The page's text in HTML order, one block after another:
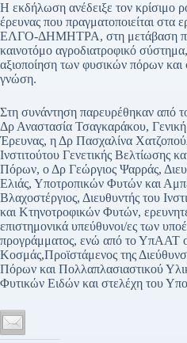
Η εκδήλωση ανέδειξε τον κρίσιμο
έρευνας που πραγματοποιείται στα
ΕΛΓΟ-ΔΗΜΗΤΡΑ, στη μετάβαση
καινοτόμο αγροδιατροφικό
αξιοποίηση των φυσικών πόρων και
γνώση.
Στη συνάντηση παρευρέθηκαν
Δρ Αναστασία Τσαγκαράκου, Γενική
Έρευνας, η Δρ Πασχαλίνα
Ινστιτούτου Γενετικής Βελτίωσης
Πόρων, ο Δρ Γεώργιος Ψαρράς,
Ελιάς, Υποτροπικών Φυτών και
Βλαχοστέργιος, Διευθυντής του
και Κτηνοτροφικών Φυτών,
επιστημονικά υπεύθυνοι/ες των
προγράμματος, ενώ από το ΥπΑΑΤ
Κοσμάς,Προϊστάμενος της
Πόρων και Πολλαπλασιαστικού
Φυτικών Ειδών και στελέχη του